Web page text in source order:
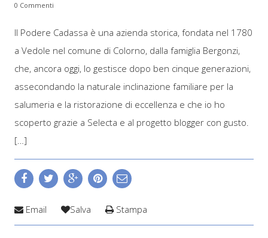
0 Commenti
Il Podere Cadassa è una azienda storica, fondata nel 1780
a Vedole nel comune di Colorno, dalla famiglia Bergonzi,
che, ancora oggi, lo gestisce dopo ben cinque generazioni,
assecondando la naturale inclinazione familiare per la
salumeria e la ristorazione di eccellenza e che io ho
scoperto grazie a Selecta e al progetto blogger con gusto.
[…]
Email Salva Stampa